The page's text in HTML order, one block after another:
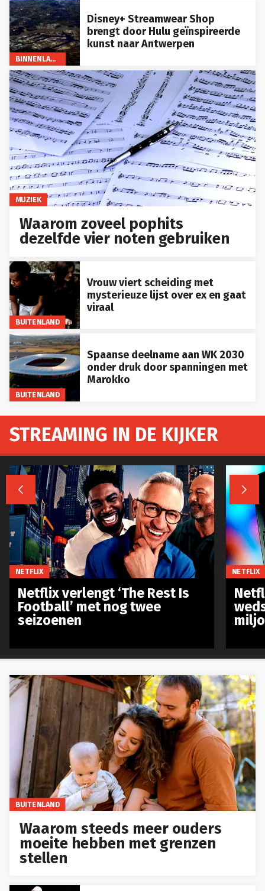
BINNENLAND
Disney+ Streamwear Shop
brengt door Hulu geïnspireerde
kunst naar Antwerpen
MUZIEK
Waarom zoveel pophits
dezelfde vier noten gebruiken
BUITENLAND
Vrouw viert scheiding met
mysterieuze lijst over ex en gaat
viraal
BUITENLAND
Spaanse deelname aan WK 2030
onder druk door spanningen met
Marokko
BUITENLAND
Waarom steeds meer ouders
moeite hebben met grenzen
stellen
STREAMING IN DE KIJKER
 
NETFLIX
Netflix verlengt ‘The Rest Is
Football’ met nog twee
seizoenen
NETFLIX